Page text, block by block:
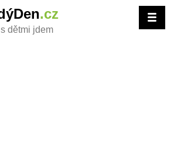
.cz
dětmi jdem